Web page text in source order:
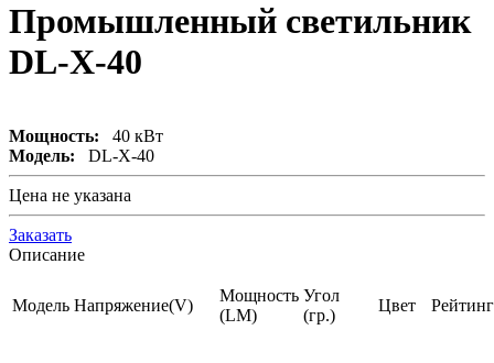
Промышленный светильник
DL-X-40
Мощность:
40 кВт
Модель:
DL-X-40
Цена не указана
Заказать
Описание
Модель Напряжение(V)
Мощность
(LM)
Угол
(гр.)
Цвет Рейтинг